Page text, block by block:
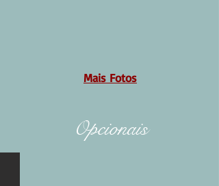
Mais Fotos
Opcionais